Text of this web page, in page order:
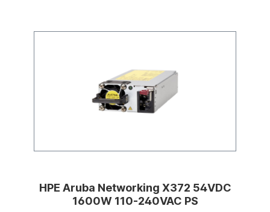
HPE Aruba Networking X372 54VDC
1600W 110-240VAC PS